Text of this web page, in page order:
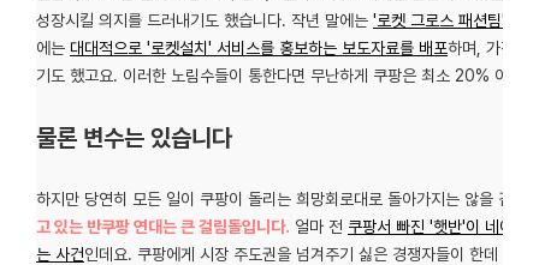
성장시킬 의지를 드러내기도 했습니다. 작년 말에는 '로켓 그로스 패션팀'을
에는 대대적으로 '로켓설치' 서비스를 홍보하는 보도자료를 배포하며, 가전/가
기도 했고요. 이러한 노림수들이 통한다면 무난하게 쿠팡은 최소 20% 이상
물론 변수는 있습니다
하지만 당연히 모든 일이 쿠팡이 돌리는 희망회로대로 돌아가지는 않을 겁니
고 있는 반쿠팡 연대는 큰 걸림돌입니다. 얼마 전 쿠팡서 빠진 '햇반'이 네이버
는 사건인데요. 쿠팡에게 시장 주도권을 넘겨주기 싫은 경쟁자들이 한데 모